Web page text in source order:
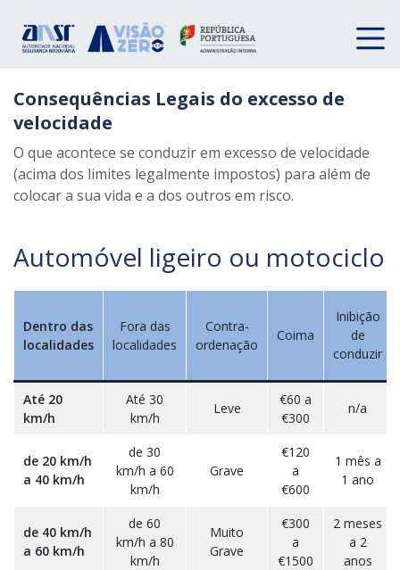
Consequências Legais do excesso de
velocidade
O que acontece se conduzir em excesso de velocidade
(acima dos limites legalmente impostos) para além de
colocar a sua vida e a dos outros em risco.
Automóvel ligeiro ou motociclo
Dentro das
localidades
Fora das
localidades
Contra-
ordenação
Coima
Inibição
de
conduzir
Até 20
km/h
Até 30
km/h
Leve
€60 a
€300
n/a
de 20 km/h
a 40 km/h
de 30
km/h a 60
km/h
Grave
€120
a
€600
1 mês a
1 ano
de 40 km/h
a 60 km/h
de 60
km/h a 80
km/h
Muito
Grave
€300
a
€1500
2 meses
a 2
anos